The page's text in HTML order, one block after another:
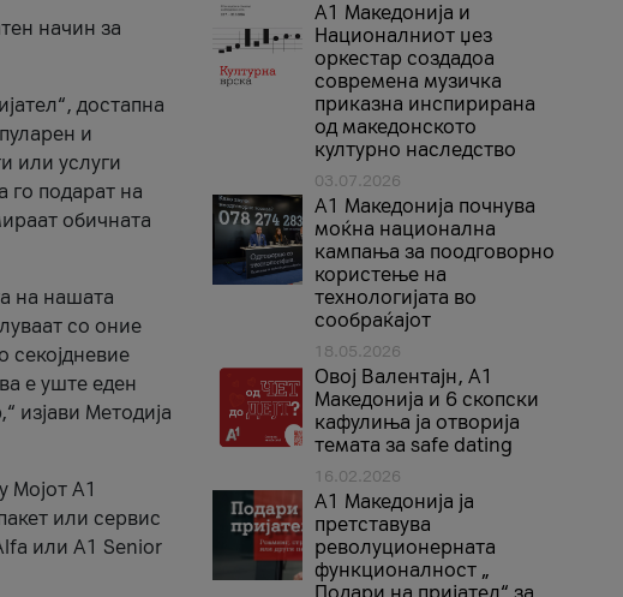
начин за
достапна
и
или услуги
го подарат на
обичната
на нашата
со оние
секојдневие
е уште еден
изјави Методија
Мојот А1
или сервис
или A1 Senior
А1 Македонија и
Националниот џез
оркестар создадоа
современа музичка
приказна инспирирана
од македонското
културно наследство
03.07.2026
A1 Македонија почнува
моќна национална
кампања за поодговорно
користење на
технологијата во
сообраќајот
18.05.2026
Овој Валентајн, A1
Македонија и 6 скопски
кафулиња ја отворија
темата за safe dating
16.02.2026
А1 Македонија ја
претставува
револуционерната
функционалност „